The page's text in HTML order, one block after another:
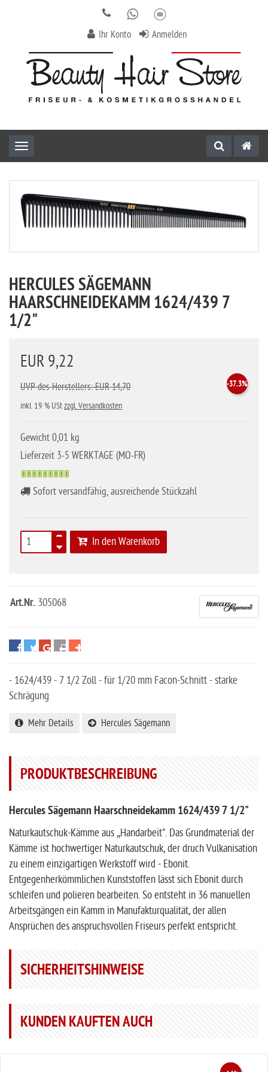
Ihr Konto Anmelden
Toggle navigation
HERCULES SÄGEMANN
HAARSCHNEIDEKAMM 1624/439 7
1/2"
EUR 9,22
-37.3%
UVP des Herstellers: EUR 14,70
inkl. 19 % UStzzgl. Versandkosten
Gewicht 0,01 kg
Lieferzeit 3-5 WERKTAGE (MO-FR)
Sofort versandfähig, ausreichende Stückzahl
In den Warenkorb
Art.Nr. 305068
- 1624/439 - 7 1/2 Zoll - für 1/20 mm Facon-Schnitt - starke
Schrägung
Mehr Details Hercules Sägemann
PRODUKTBESCHREIBUNG
Hercules Sägemann Haarschneidekamm 1624/439 7 1/2"
Naturkautschuk-Kämme aus ,,Handarbeit". Das Grundmaterial der
Kämme ist hochwertiger Naturkautschuk, der druch Vulkanisation
zu einem einzigartigen Werkstoff wird - Ebonit.
Entgegenherkömmlichen Kunststoffen lässt sich Ebonit durch
schleifen und polieren bearbeiten. So entsteht in 36 manuellen
Arbeitsgängen ein Kamm in Manufakturqualität, der allen
Ansprüchen des anspruchsvollen Friseurs perfekt entspricht.
SICHERHEITSHINWEISE
KUNDEN KAUFTEN AUCH